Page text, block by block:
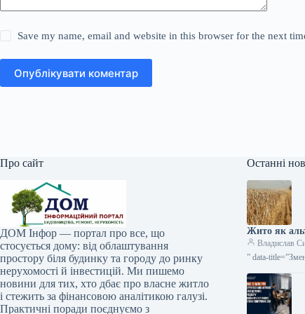
Save my name, email and website in this browser for the next
Опублікувати коментар
Про сайт
ДОМ Інфор — портал про все, що
стосується дому: від облаштування
простору біля будинку та городу до ринку
нерухомості й інвестицій. Ми пишемо
новини для тих, хто дбає про власне житло
і стежить за фінансовою аналітикою галузі.
Практичні поради поєднуємо з
Останні
Жито як
Владислав
” data-